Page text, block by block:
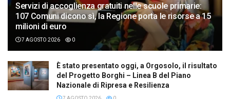
Servizi di accoglienza gratuiti nelle scuole primarie:
107 Comuni dicono sì, la Regione porta le risorse a 15
milioni di euro
7 AGOSTO 2026 0
È stato presentato oggi, a Orgosolo, il risultato
del Progetto Borghi – Linea B del Piano
Nazionale di Ripresa e Resilienza